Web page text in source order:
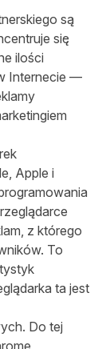
są
się
ilości
Internecie —
Apple i
z którego
To
ta jest
Do tej